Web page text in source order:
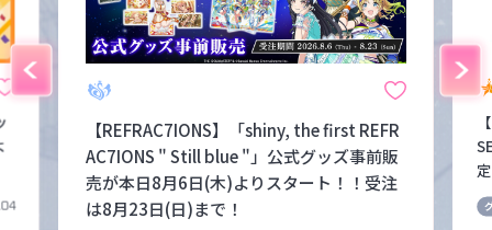
【REFRAC7IONS】「shiny, the first REFR
AC7IONS " Still blue "」公式グッズ事前販
売が本日8月6日(木)よりスタート！！受注
は8月23日(日)まで！